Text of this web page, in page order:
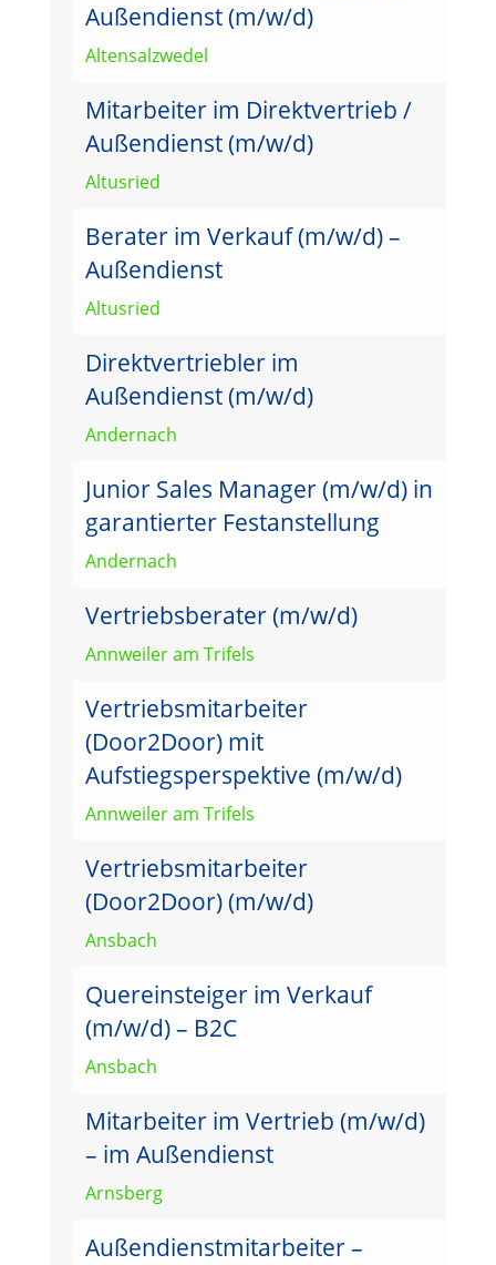
Außendienst (m/w/d)
Altensalzwedel
Mitarbeiter im Direktvertrieb /
Außendienst (m/w/d)
Altusried
Berater im Verkauf (m/w/d) –
Außendienst
Altusried
Direktvertriebler im
Außendienst (m/w/d)
Andernach
Junior Sales Manager (m/w/d) in
garantierter Festanstellung
Andernach
Vertriebsberater (m/w/d)
Annweiler am Trifels
Vertriebsmitarbeiter
(Door2Door) mit
Aufstiegsperspektive (m/w/d)
Annweiler am Trifels
Vertriebsmitarbeiter
(Door2Door) (m/w/d)
Ansbach
Quereinsteiger im Verkauf
(m/w/d) – B2C
Ansbach
Mitarbeiter im Vertrieb (m/w/d)
– im Außendienst
Arnsberg
Außendienstmitarbeiter –